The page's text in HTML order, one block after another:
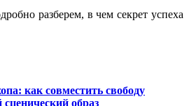
разберем, в чем секрет успеха
как совместить свободу
образ